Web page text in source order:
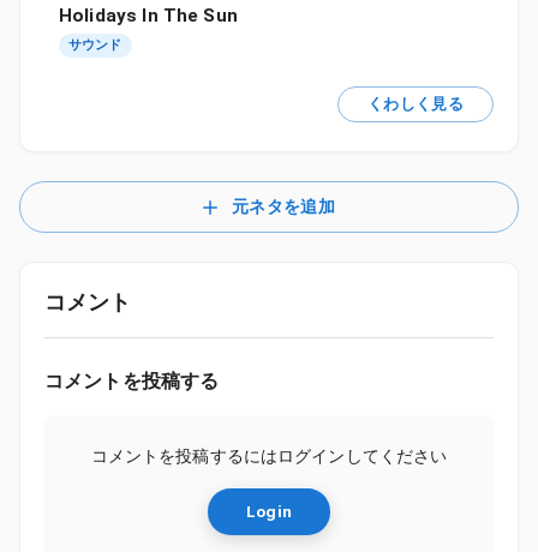
Holidays In The Sun
サウンド
くわしく見る
元ネタを追加
コメント
コメントを投稿する
コメントを投稿するにはログインしてください
Login